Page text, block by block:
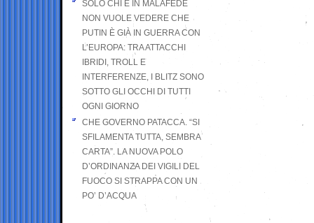
SOLO CHI È IN MALAFEDE
NON VUOLE VEDERE CHE
PUTIN È GIÀ IN GUERRA CON
L’EUROPA: TRA ATTACCHI
IBRIDI, TROLL E
INTERFERENZE, I BLITZ SONO
SOTTO GLI OCCHI DI TUTTI
OGNI GIORNO
CHE GOVERNO PATACCA. “SI
SFILAMENTA TUTTA, SEMBRA
CARTA”. LA NUOVA POLO
D’ORDINANZA DEI VIGILI DEL
FUOCO SI STRAPPA CON UN
PO’ D’ACQUA